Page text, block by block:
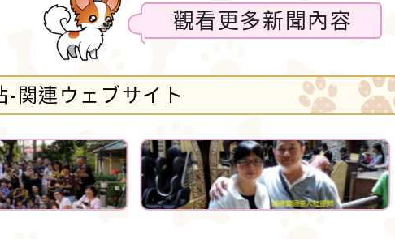
的
的
夠
動
帶
怯
～吉娃娃（唱）先前妞編輯
過許多狗狗的特質或冷知
美犬或黃金獵犬等等，而
「吉娃娃」，原來牠是性
大的醋罈子？公認的個性
來是這原因所造成的？讓
娃
思
官
觀看更多新聞內容
-関連ウェブサイト